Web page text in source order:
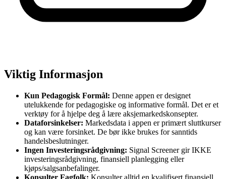
Viktig Informasjon
Kun Pedagogisk Formål: Denne appen er designet
utelukkende for pedagogiske og informative formål. Det er et
verktøy for å hjelpe deg å lære aksjemarkedskonsepter.
Dataforsinkelser: Markedsdata i appen er primært sluttkurser
og kan være forsinket. De bør ikke brukes for sanntids
handelsbeslutninger.
Ingen Investeringsrådgivning: Signal Screener gir IKKE
investeringsrådgivning, finansiell planlegging eller
kjøps/salgsanbefalinger.